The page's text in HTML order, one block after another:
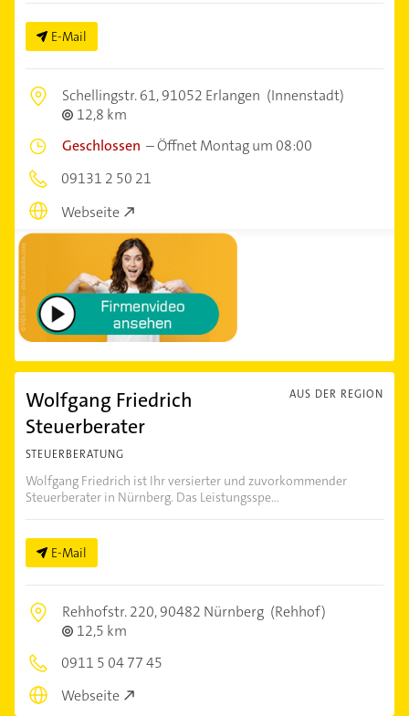
E-Mail
Schellingstr. 61,91052 Erlangen (Innenstadt)
12,8 km
Geschlossen –Öffnet Montag um 08:00
09131 2 50 21
Webseite
AUS DER REGION
Wolfgang Friedrich
Steuerberater
STEUERBERATUNG
Wolfgang Friedrich ist Ihr versierter und zuvorkommender
Steuerberater in Nürnberg. Das Leistungsspe...
E-Mail
Rehhofstr. 220,90482 Nürnberg (Rehhof)
12,5 km
0911 5 04 77 45
Webseite